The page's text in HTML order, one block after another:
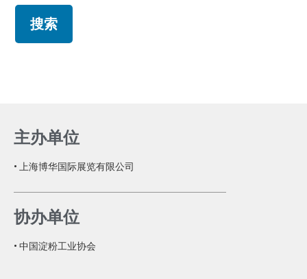
主办单位
• 上海博华国际展览有限公司
协办单位
• 中国淀粉工业协会